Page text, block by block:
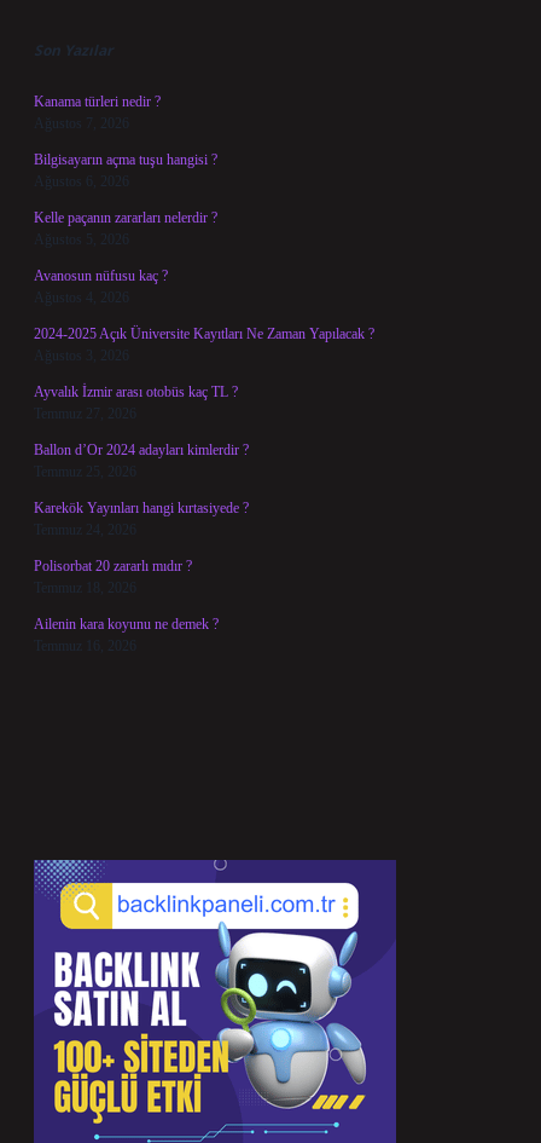
Son Yazılar
Kanama türleri nedir ?
Ağustos 7, 2026
Bilgisayarın açma tuşu hangisi ?
Ağustos 6, 2026
Kelle paçanın zararları nelerdir ?
Ağustos 5, 2026
Avanosun nüfusu kaç ?
Ağustos 4, 2026
2024-2025 Açık Üniversite Kayıtları Ne Zaman Yapılacak ?
Ağustos 3, 2026
Ayvalık İzmir arası otobüs kaç TL ?
Temmuz 27, 2026
Ballon d’Or 2024 adayları kimlerdir ?
Temmuz 25, 2026
Karekök Yayınları hangi kırtasiyede ?
Temmuz 24, 2026
Polisorbat 20 zararlı mıdır ?
Temmuz 18, 2026
Ailenin kara koyunu ne demek ?
Temmuz 16, 2026